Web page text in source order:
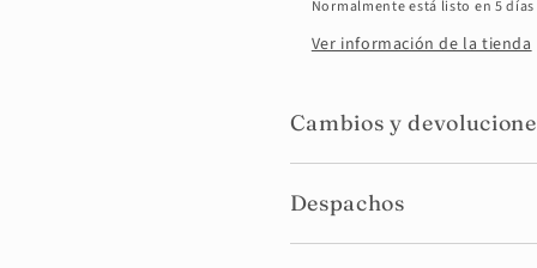
Normalmente está listo en 5 días
Ver información de la tienda
Cambios y
Despachos